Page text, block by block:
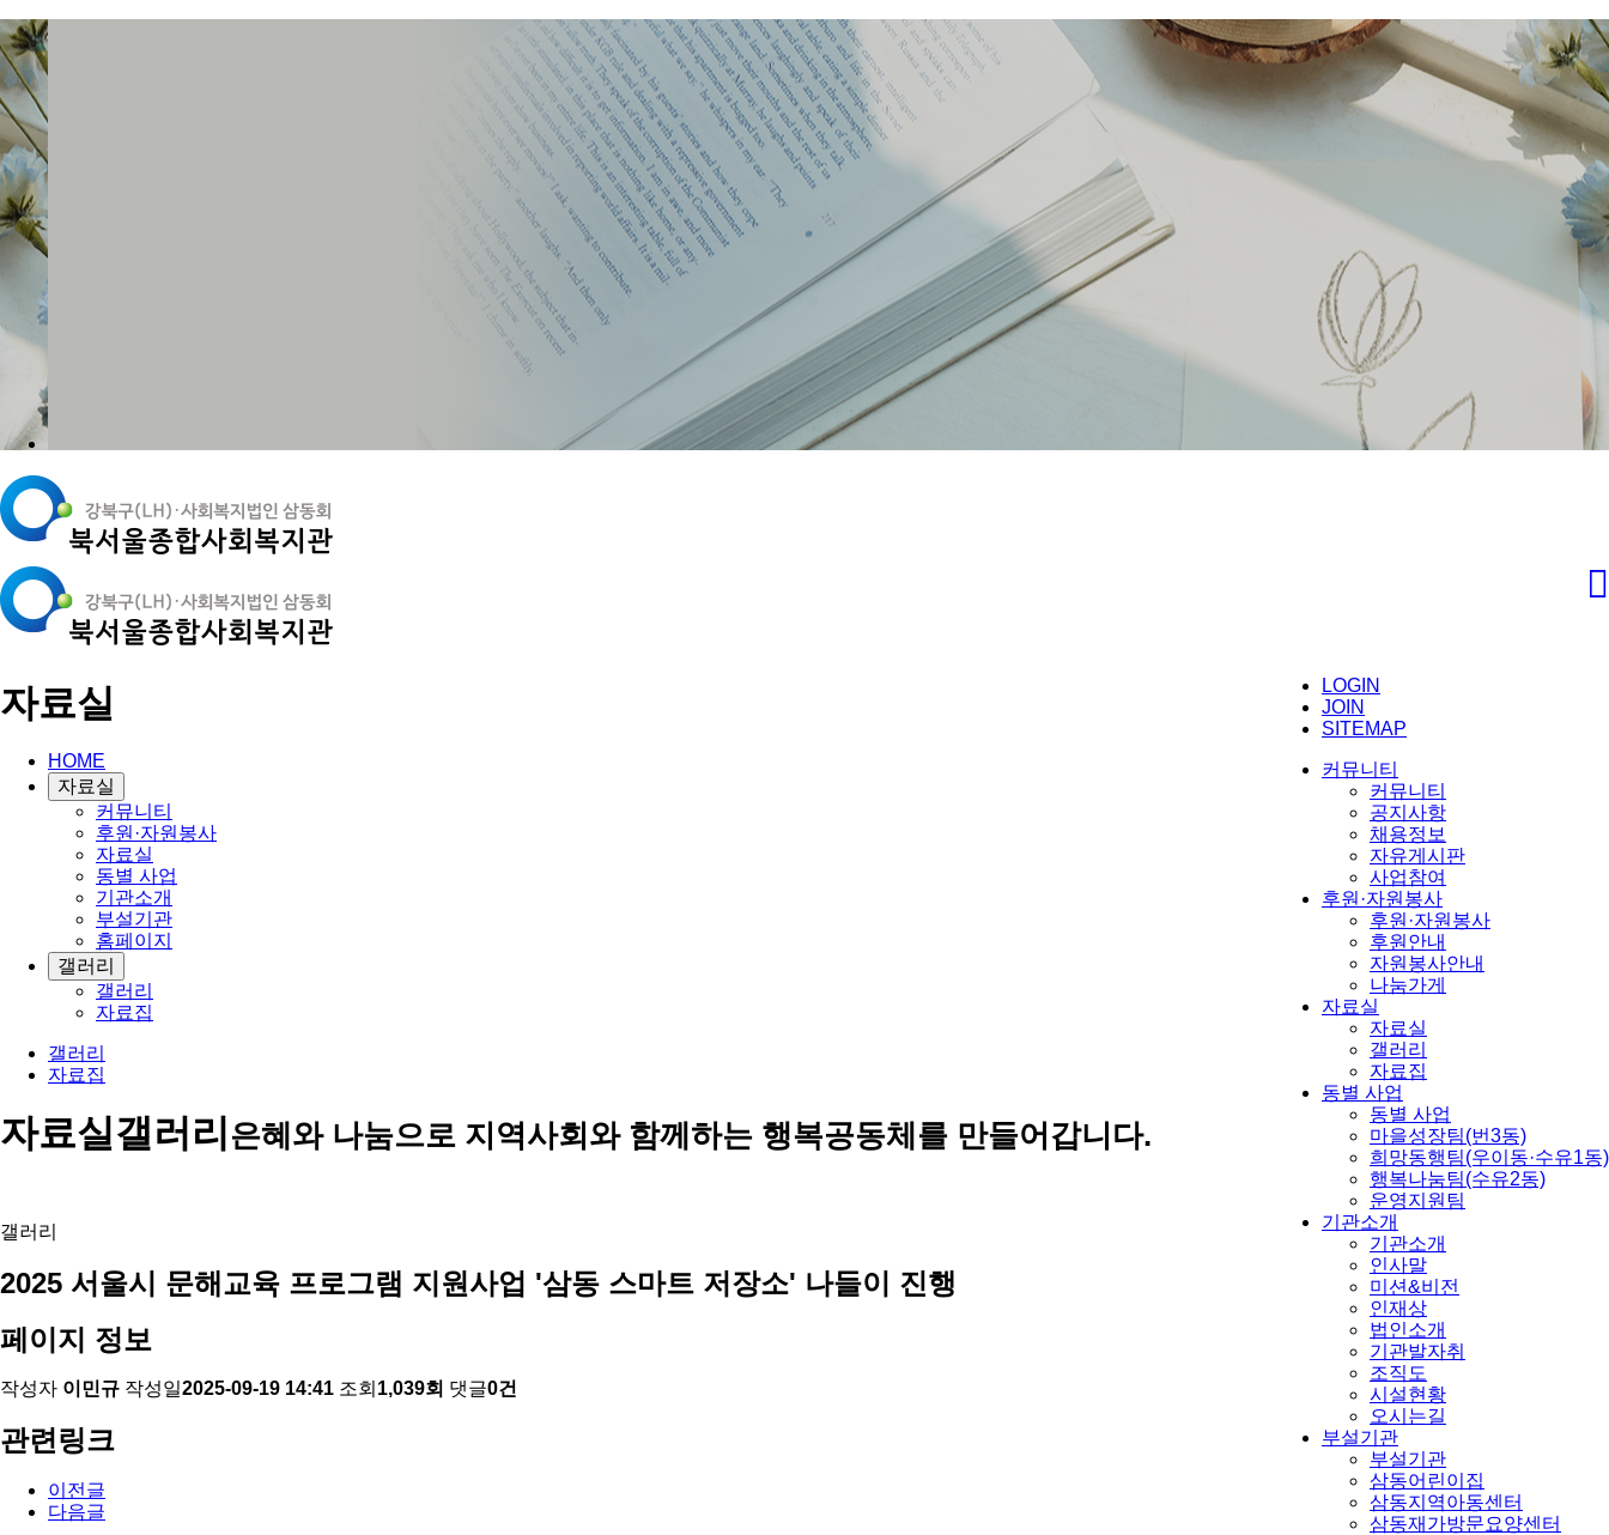
LOGIN
JOIN
SITEMAP
커뮤니티
커뮤니티
공지사항
채용정보
자유게시판
사업참여
후원·자원봉사
후원·자원봉사
후원안내
자원봉사안내
나눔가게
자료실
자료실
갤러리
자료집
동별 사업
동별 사업
마을성장팀(번3동)
희망동행팀(우이동·수유1동)
행복나눔팀(수유2동)
운영지원팀
기관소개
기관소개
인사말
미션&비전
인재상
법인소개
기관발자취
조직도
시설현황
오시는길
부설기관
부설기관
삼동어린이집
삼동지역아동센터
삼동재가방문요양센터
자료실
HOME
자료실
커뮤니티
후원·자원봉사
자료실
동별 사업
기관소개
부설기관
홈페이지
갤러리
갤러리
자료집
갤러리
자료집
자료실갤러리은혜와 나눔으로 지역사회와 함께하는 행복공동체를 만들어갑니다.
갤러리
2025 서울시 문해교육 프로그램 지원사업 '삼동 스마트 저장소' 나들이 진행
페이지 정보
작성자 이민규 작성일2025-09-19 14:41 조회 1,039회 댓글0건
관련링크
이전글
다음글